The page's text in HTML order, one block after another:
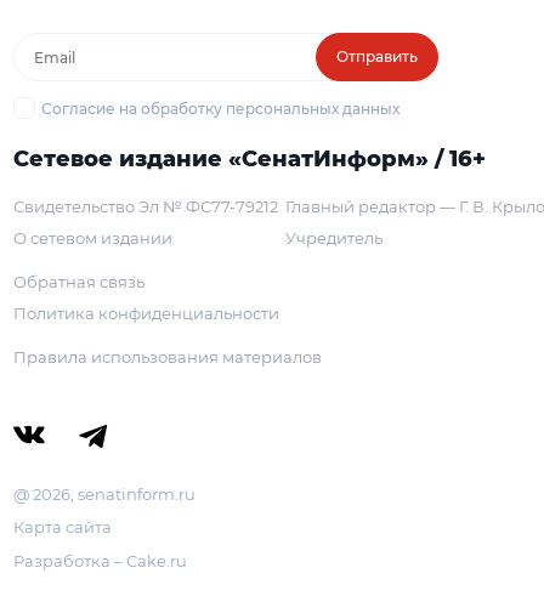
Отправить
Согласие на обработку персональных данных
Сетевое издание «СенатИнформ» / 16+
Свидетельство Эл № ФС77-79212
О сетевом издании
Главный редактор — Г. В.
Учредитель
Обратная связь
Политика конфиденциальности
Правила использования материалов
@ 2026, senatinform.ru
Карта сайта
Разработка – Cake.ru